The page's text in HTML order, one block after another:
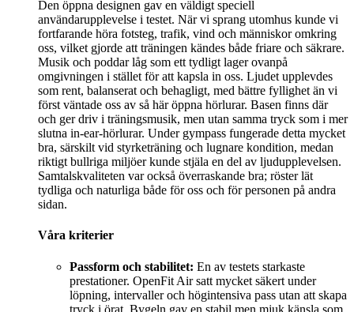
Den öppna designen gav en väldigt speciell
användarupplevelse i testet. När vi sprang utomhus kunde vi
fortfarande höra fotsteg, trafik, vind och människor omkring
oss, vilket gjorde att träningen kändes både friare och säkrare.
Musik och poddar låg som ett tydligt lager ovanpå
omgivningen i stället för att kapsla in oss. Ljudet upplevdes
som rent, balanserat och behagligt, med bättre fyllighet än vi
först väntade oss av så här öppna hörlurar. Basen finns där
och ger driv i träningsmusik, men utan samma tryck som i mer
slutna in-ear-hörlurar. Under gympass fungerade detta mycket
bra, särskilt vid styrketräning och lugnare kondition, medan
riktigt bullriga miljöer kunde stjäla en del av ljudupplevelsen.
Samtalskvaliteten var också överraskande bra; röster lät
tydliga och naturliga både för oss och för personen på andra
sidan.
Våra kriterier
Passform och stabilitet: En av testets starkaste
prestationer. OpenFit Air satt mycket säkert under
löpning, intervaller och högintensiva pass utan att skapa
tryck i örat. Bygeln gav en stabil men mjuk känsla som